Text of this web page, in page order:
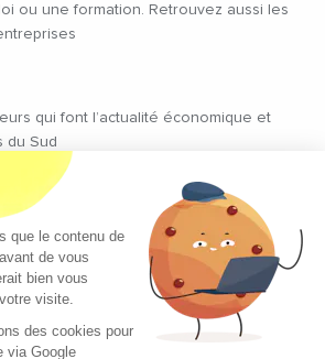
ou une formation. Retrouvez aussi les
qui font l’actualité économique et
du Sud
Tous droits réservés